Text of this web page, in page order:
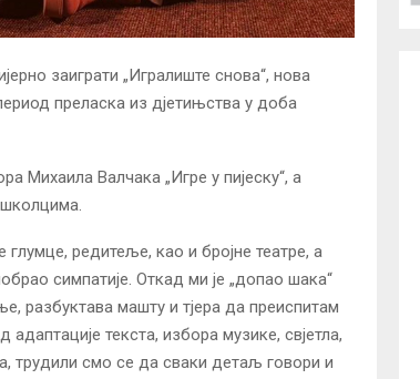
заиграти „Игралиште снова“, нова
преласка из дјетињства у доба
Михаила Валчака „Игре у пијеску“, а
глумце, редитеље, као и бројне театре, а
симпатије. Откад ми је „допао шака“
разбуктава машту и тјера да преиспитам
текста, избора музике, свјетла,
трудили смо се да сваки детаљ говори и